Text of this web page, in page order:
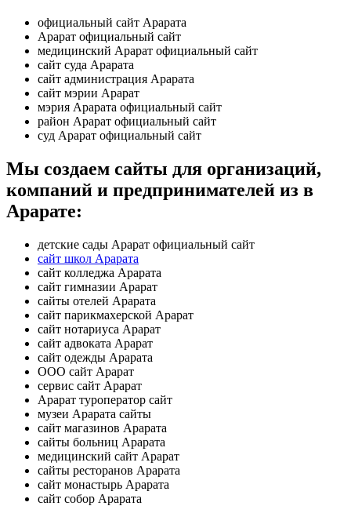
официальный сайт Арарата
Арарат официальный сайт
медицинский Арарат официальный сайт
сайт суда Арарата
сайт администрация Арарата
сайт мэрии Арарат
мэрия Арарата официальный сайт
район Арарат официальный сайт
суд Арарат официальный сайт
Мы создаем сайты для организаций,
компаний и предпринимателей из в
Арарате:
детские сады Арарат официальный сайт
сайт школ Арарата
сайт колледжа Арарата
сайт гимназии Арарат
сайты отелей Арарата
сайт парикмахерской Арарат
сайт нотариуса Арарат
сайт адвоката Арарат
сайт одежды Арарата
ООО сайт Арарат
сервис сайт Арарат
Арарат туроператор сайт
музеи Арарата сайты
сайт магазинов Арарата
сайты больниц Арарата
медицинский сайт Арарат
сайты ресторанов Арарата
сайт монастырь Арарата
сайт собор Арарата